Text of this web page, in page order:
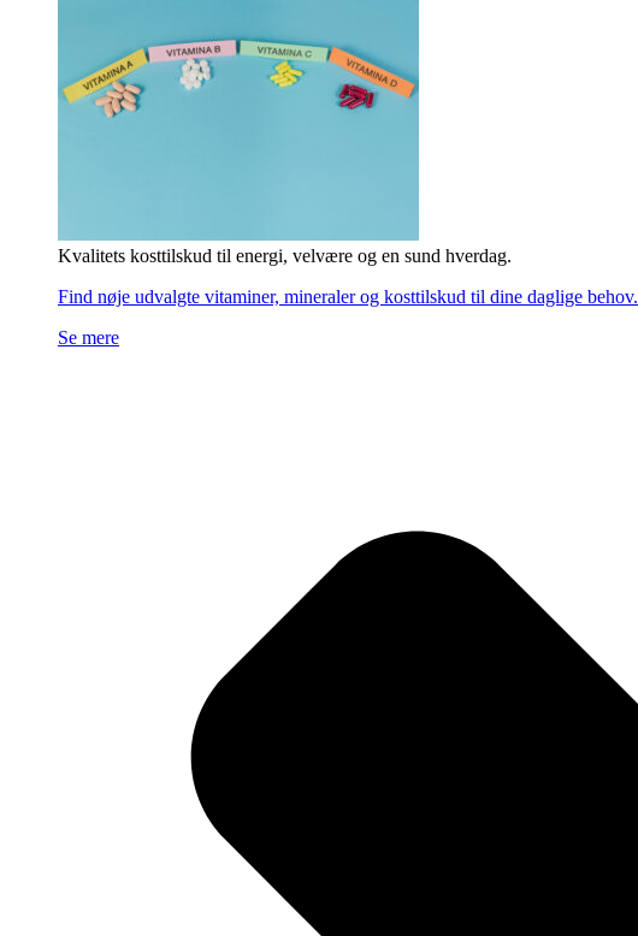
Kvalitets kosttilskud til energi, velvære og en sund hverdag.
Find nøje udvalgte vitaminer, mineraler og kosttilskud til dine daglige behov.
Se mere